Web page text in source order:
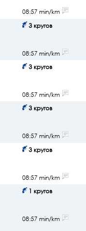
08:57 min/km
3 кругов
08:57 min/km
3 кругов
08:57 min/km
3 кругов
08:57 min/km
3 кругов
08:57 min/km
1 кругов
08:57 min/km